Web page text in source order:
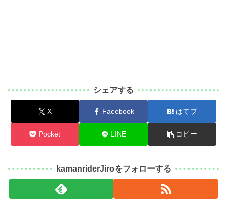
シェアする
X Facebook はてブ
Pocket LINE コピー
kamanriderJiroをフォローする